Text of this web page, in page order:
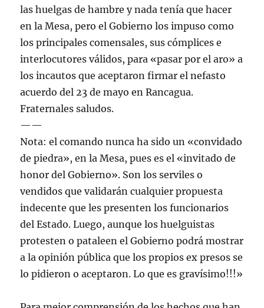
las huelgas de hambre y nada tenía que hacer
en la Mesa, pero el Gobierno los impuso como
los principales comensales, sus cómplices e
interlocutores válidos, para «pasar por el aro» a
los incautos que aceptaron firmar el nefasto
acuerdo del 23 de mayo en Rancagua.
Fraternales saludos.
——
Nota: el comando nunca ha sido un «convidado
de piedra», en la Mesa, pues es el «invitado de
honor del Gobierno». Son los serviles o
vendidos que validarán cualquier propuesta
indecente que les presenten los funcionarios
del Estado. Luego, aunque los huelguistas
protesten o pataleen el Gobierno podrá mostrar
a la opinión pública que los propios ex presos se
lo pidieron o aceptaron. Lo que es gravísimo!!!»